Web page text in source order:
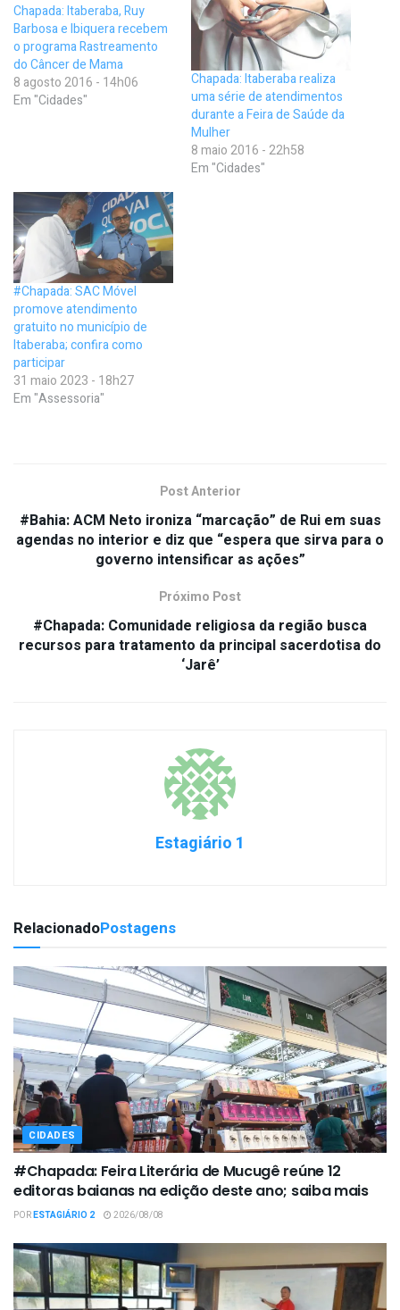
Chapada: Itaberaba, Ruy
Barbosa e Ibiquera recebem
o programa Rastreamento
do Câncer de Mama
8 agosto 2016 - 14h06
Em "Cidades"
Chapada: Itaberaba realiza
uma série de atendimentos
durante a Feira de Saúde da
Mulher
8 maio 2016 - 22h58
Em "Cidades"
#Chapada: SAC Móvel
promove atendimento
gratuito no município de
Itaberaba; confira como
participar
31 maio 2023 - 18h27
Em "Assessoria"
Post Anterior
#Bahia: ACM Neto ironiza “marcação” de Rui em suas
agendas no interior e diz que “espera que sirva para o
governo intensificar as ações”
Próximo Post
#Chapada: Comunidade religiosa da região busca
recursos para tratamento da principal sacerdotisa do
‘Jarê’
Estagiário 1
RelacionadoPostagens
CIDADES
#Chapada: Feira Literária de Mucugê reúne 12
editoras baianas na edição deste ano; saiba mais
PORESTAGIÁRIO 2 2026/08/08